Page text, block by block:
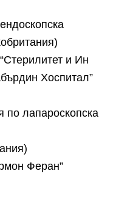
и Ин
Хоспитал”
по лапароскопска
Феран”